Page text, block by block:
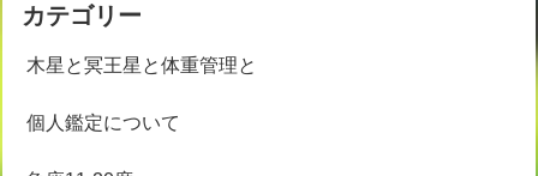
カテゴリー
木星と冥王星と体重管理と
個人鑑定について